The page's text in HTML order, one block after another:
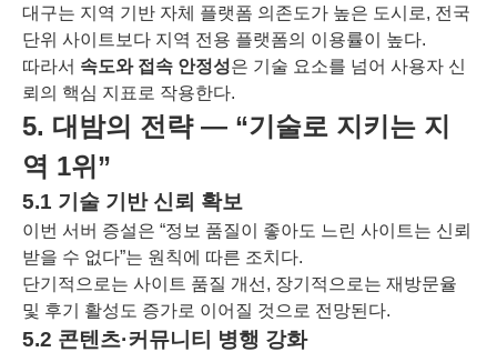
대구는 지역 기반 자체 플랫폼 의존도가 높은 도시로, 전국
단위 사이트보다 지역 전용 플랫폼의 이용률이 높다.
따라서 속도와 접속 안정성은 기술 요소를 넘어 사용자 신
뢰의 핵심 지표로 작용한다.
5. 대밤의 전략 ― “기술로 지키는 지
역 1위”
5.1 기술 기반 신뢰 확보
이번 서버 증설은 “정보 품질이 좋아도 느린 사이트는 신뢰
받을 수 없다”는 원칙에 따른 조치다.
단기적으로는 사이트 품질 개선, 장기적으로는 재방문율
및 후기 활성도 증가로 이어질 것으로 전망된다.
5.2 콘텐츠·커뮤니티 병행 강화